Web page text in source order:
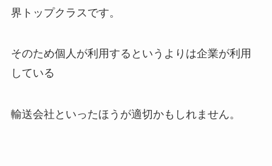
界トップクラスです。
そのため個人が利用するというよりは企業が利用
している
輸送会社といったほうが適切かもしれません。